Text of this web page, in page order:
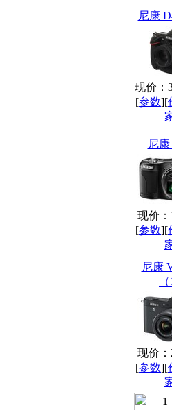
尼康
现价：
[参数][
尼
现价：
[参数][
尼康
现价：
[参数][
1